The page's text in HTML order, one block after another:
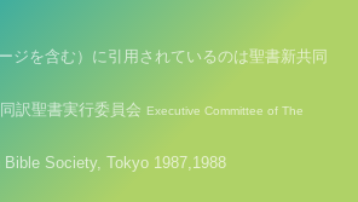
ジを含む）に引用されているのは聖書新共同
訳聖書実行委員会 Executive Committee of The
Society, Tokyo 1987,1988